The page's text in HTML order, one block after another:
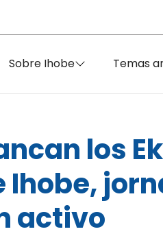
Sobre Ihobe Temas
los
Ihobe,
activo